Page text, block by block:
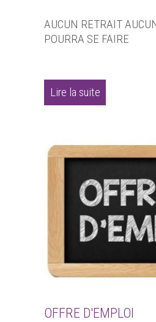
AUCUN RETRAIT
POURRA SE FAIRE
Lire la suite
OFFRE D'EMPLOI